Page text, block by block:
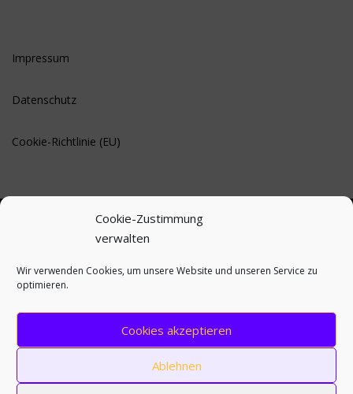
Cookie-Zustimmung
verwalten
Wir verwenden Cookies, um unsere Website und unseren Service zu
optimieren.
Cookies akzeptieren
Ablehnen
Impressum
Datenschutz
Cookie-Richtlinie (EU)